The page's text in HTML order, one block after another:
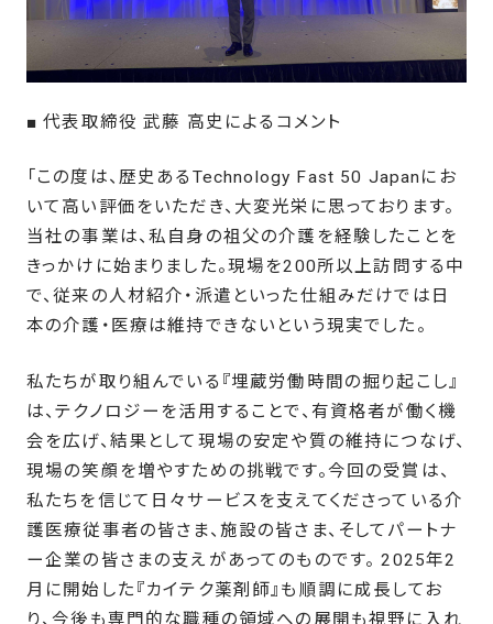
■ 代表取締役 武藤 高史によるコメント
「この度は、歴史あるTechnology Fast 50 Japanにお
いて高い評価をいただき、大変光栄に思っております。
当社の事業は、私自身の祖父の介護を経験したことを
きっかけに始まりました。現場を200所以上訪問する中
で、従来の人材紹介・派遣といった仕組みだけでは日
本の介護・医療は維持できないという現実でした。
私たちが取り組んでいる『埋蔵労働時間の掘り起こし』
は、テクノロジーを活用することで、有資格者が働く機
会を広げ、結果として現場の安定や質の維持につなげ、
現場の笑顔を増やすための挑戦です。今回の受賞は、
私たちを信じて日々サービスを支えてくださっている介
護医療従事者の皆さま、施設の皆さま、そしてパートナ
ー企業の皆さまの支えがあってのものです。 2025年2
月に開始した『カイテク薬剤師』も順調に成長してお
り、今後も専門的な職種の領域への展開も視野に入れ